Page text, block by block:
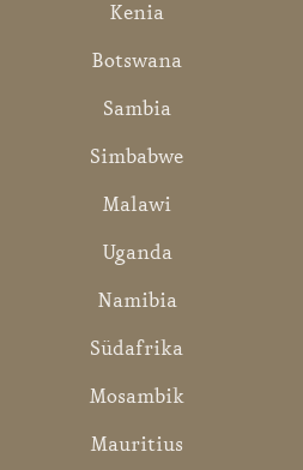
Kenia
Botswana
Sambia
Simbabwe
Malawi
Uganda
Namibia
Südafrika
Mosambik
Mauritius